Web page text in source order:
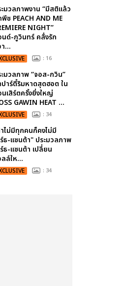
มวลภาพงาน “มีสติแล้ว
ช PEACH AND ME
NIGHT”
นด์-ภูวินทร์ คลั่งรัก
...
: 16
มวลภาพ “จอส-กวิน”
าร์ตี้ริมหาดสุดฮอต ใน
เสิร์ตครั้งยิ่งใหญ่
GAWIN HEAT ...
: 34
ไม่มีทุกคนก็คงไม่มี
ธ-แซนต้า" ประมวลภาพ
ธ-แซนต้า เปลี่ยน
ล์ให...
: 34